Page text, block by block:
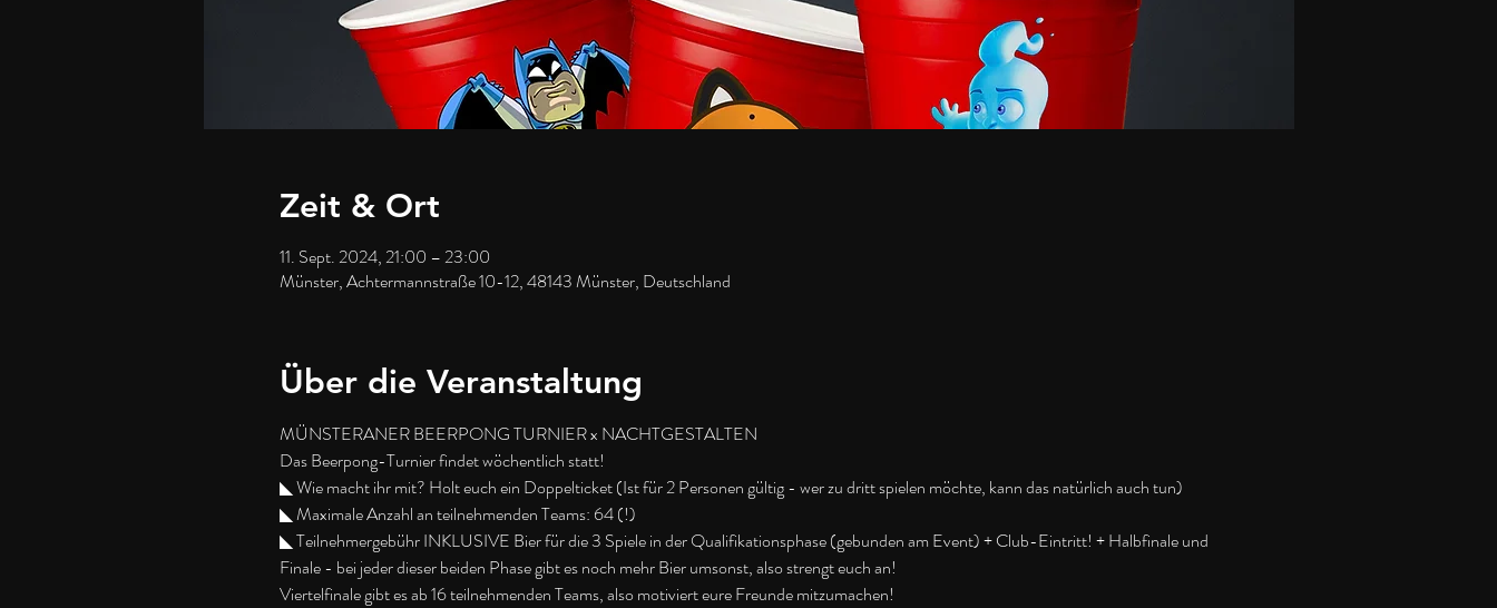
Zeit & Ort
11. Sept. 2024, 21:00 – 23:00
Münster, Achtermannstraße 10-12, 48143 Münster, Deutschland
Über die Veranstaltung
MÜNSTERANER BEERPONG TURNIER x NACHTGESTALTEN
Das Beerpong-Turnier findet wöchentlich statt!
◣ Wie macht ihr mit? Holt euch ein Doppelticket (Ist für 2 Personen gültig - wer zu dritt spielen möchte, kann das natürlich auch tun)
◣ Maximale Anzahl an teilnehmenden Teams: 64 (!)
◣ Teilnehmergebühr INKLUSIVE Bier für die 3 Spiele in der Qualifikationsphase (gebunden am Event) + Club-Eintritt! + Halbfinale und
Finale - bei jeder dieser beiden Phase gibt es noch mehr Bier umsonst, also strengt euch an!
Viertelfinale gibt es ab 16 teilnehmenden Teams, also motiviert eure Freunde mitzumachen!